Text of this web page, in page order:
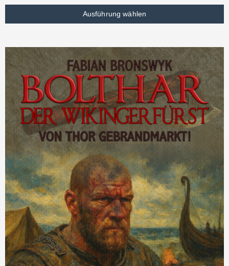
Ausführung wählen